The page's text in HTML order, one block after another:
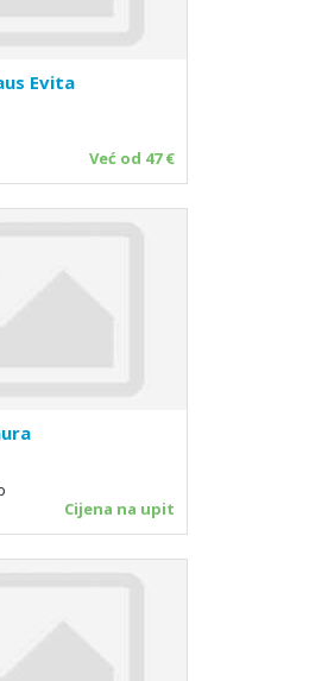
Evita
Već od 47 €
Cijena na upit